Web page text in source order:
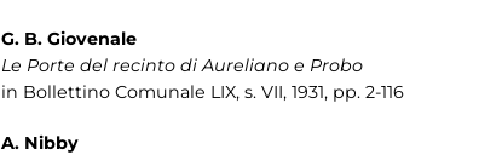
G. B. Giovenale
Le Porte del recinto di Aureliano e Probo
in Bollettino Comunale LIX, s. VII, 1931, pp. 2-116
A. Nibby